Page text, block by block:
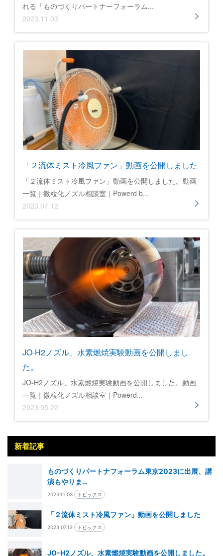
れる「ものづくりパートナーフォーラム...
2023.11.03
「２流体ミスト冷風ファン」動画を公開しました
「２流体ミスト冷風ファン」動画を公開しました。動画
一覧｜微粒化ノズル相談室｜Powerd b...
2023.07.12
JO-H2ノズル、水素燃焼実験動画を公開しまし
た。
JO-H2ノズル、水素燃焼実験動画を公開しました。動画
一覧｜微粒化ノズル相談室｜Powerd...
2023.05.22
新着記事
ものづくりパートナフォーラム東京2023に出展、講
演もやりま…
2023.11.03 トピックス
「２流体ミスト冷風ファン」動画を公開しました
2023.07.12 トピックス
JO-H2ノズル、水素燃焼実験動画を公開しました。